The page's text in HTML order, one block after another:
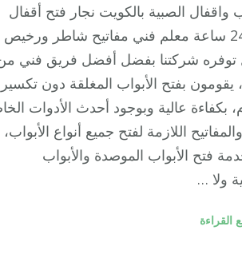
واقفال الصبية بالكويت نجار فتح أقفال
الأبواب 24 ساعة معلم فني مفاتيح شاطر ورخيص
توفره شركتنا بفضل أفضل فريق فني
يقومون بفتح الأبواب المغلقة دون تكسير
بكفاءة عالية وبوجود أحدث الأدوات
اللازمة لفتح جميع أنواع الأبواب،
فتح الأبواب الموصدة والأبواب
ولا …
القراءة